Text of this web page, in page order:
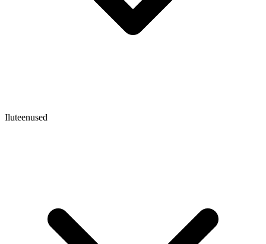
Iluteenused